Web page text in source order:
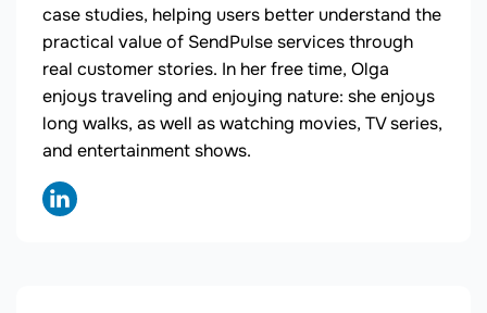
case studies, helping users better understand the
practical value of SendPulse services through
real customer stories. In her free time, Olga
enjoys traveling and enjoying nature: she enjoys
long walks, as well as watching movies, TV series,
and entertainment shows.